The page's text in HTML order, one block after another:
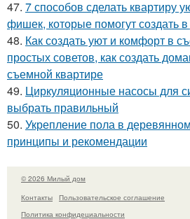
47. 7 способов сделать квартиру
фишек, которые помогут создать
48. Как создать уют и комфорт в
простых советов, как создать
съемной квартире
49. Циркуляционные насосы для
выбрать правильный
50. Укрепление пола в
принципы и рекомендации
© 2026 Милый дом
Контакты
Пользовательское соглашение
Политика конфидециальности